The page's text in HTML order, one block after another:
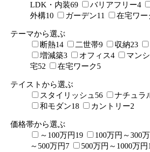
LDK・内装69 バリアフリー4
外構10 ガーデン11 在宅ワー
テーマから選ぶ
断熱14 二世帯9 収納23
増減築3 オフィス4 マン
宅52 在宅ワーク5
テイストから選ぶ
スタイリッシュ 56 ナチュラ
和モダン18 カントリー2
価格帯から選ぶ
～100万円 19 100万円～300
～500万円 7 500万円～1000万円